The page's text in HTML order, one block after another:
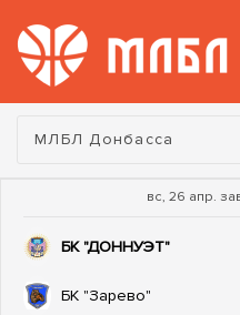
Турнир:
МЛБЛ Донбасса
вс, 26 апр.
БК "ДОННУЭТ"
БК "Зарево"